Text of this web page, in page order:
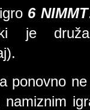
6 NIMMT
ki je
ponovno